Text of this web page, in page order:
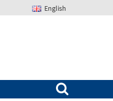
English
Suchen nach: